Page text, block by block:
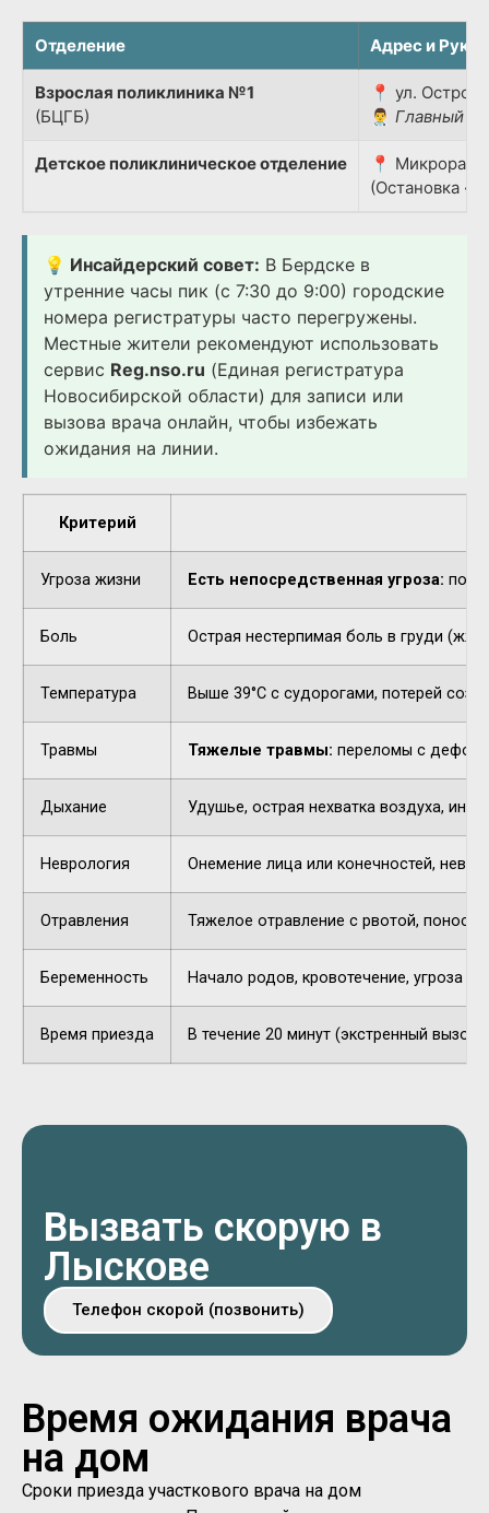
Отделение Адрес и
Взрослая поликлиника №1
(БЦГБ)
📍 ул.
👨‍⚕️ Главный
Детское поликлиническое отделение
📍
(Остановка
💡 Инсайдерский совет: В Бердске в
утренние часы пик (с 7:30 до 9:00) городские
номера регистратуры часто перегружены.
Местные жители рекомендуют использовать
сервис Reg.nso.ru (Единая регистратура
Новосибирской области) для записи или
вызова врача онлайн, чтобы избежать
ожидания на линии.
Критерий
Угроза жизни Есть непосредственная угроза:
Боль Острая нестерпимая боль в груди
Температура Выше 39°C с судорогами, потерей
Травмы Тяжелые травмы: переломы с
Дыхание Удушье, острая нехватка воздуха,
Неврология Онемение лица или конечностей,
Отравления Тяжелое отравление с рвотой,
Беременность Начало родов, кровотечение, угроза
Время приезда В течение 20 минут (экстренный вызов).
Вызвать скорую в
Лыскове
Телефон скорой (позвонить)
Время ожидания врача
на дом
Сроки приезда участкового врача на дом